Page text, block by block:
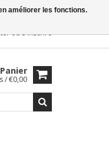
ouS'inscrire
Panier
/ €0,00
améliorer les fonctions.